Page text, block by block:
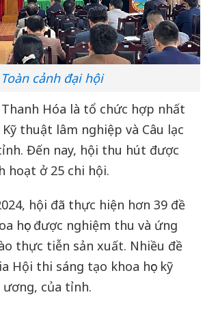
Toàn cảnh đại hội
Hóa là tổ chức hợp nhất
Kỹ thuật lâm nghiệp và Câu lạc
Đến nay, hội thu hút được
hoạt ở 25 chi hội.
hội đã thực hiện hơn 39 đề
học được nghiệm thu và ứng
thực tiễn sản xuất. Nhiều đề
Hội thi sáng tạo khoa học kỹ
của tỉnh.